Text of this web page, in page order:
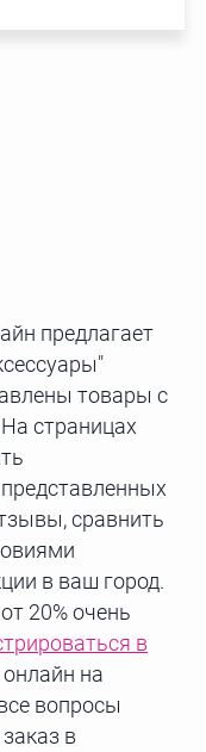
предлагает
товары с
страницах
сравнить
в ваш город.
20% очень
в
на
вопросы
в